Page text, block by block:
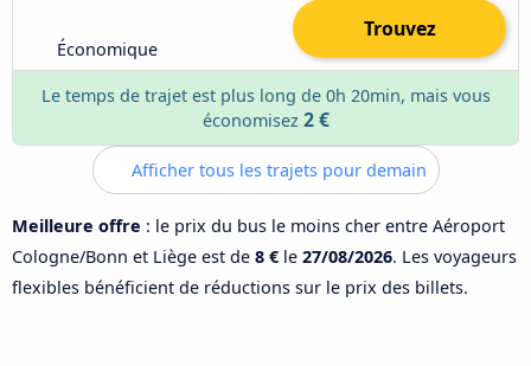
Économique
Trouvez
Le temps de trajet est plus long de 0h 20min, mais vous
économisez 2 €
Afficher tous les trajets pour demain
Meilleure offre : le prix du bus le moins cher entre Aéroport
Cologne/Bonn et Liège est de 8 € le 27/08/2026. Les voyageurs
flexibles bénéficient de réductions sur le prix des billets.